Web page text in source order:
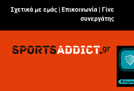
Σχετικά με εμάς | Επικοινωνία
Γίνε
συνεργάτης